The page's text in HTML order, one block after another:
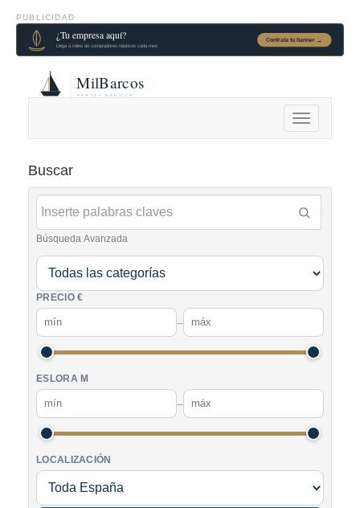
PUBLICIDAD
Alternar
navegación
Buscar
Búsqueda Avanzada
PRECIO €
–
ESLORA M
–
LOCALIZACIÓN